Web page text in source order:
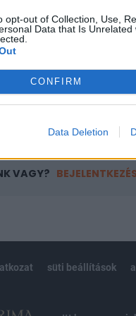
opt-out of Collection, Use,
Data that Is
CONFIRM
Data Deletion
tartalmazza:
cikkarchívum
elmúlt 2 év napon
VAGY?
süti beállítások